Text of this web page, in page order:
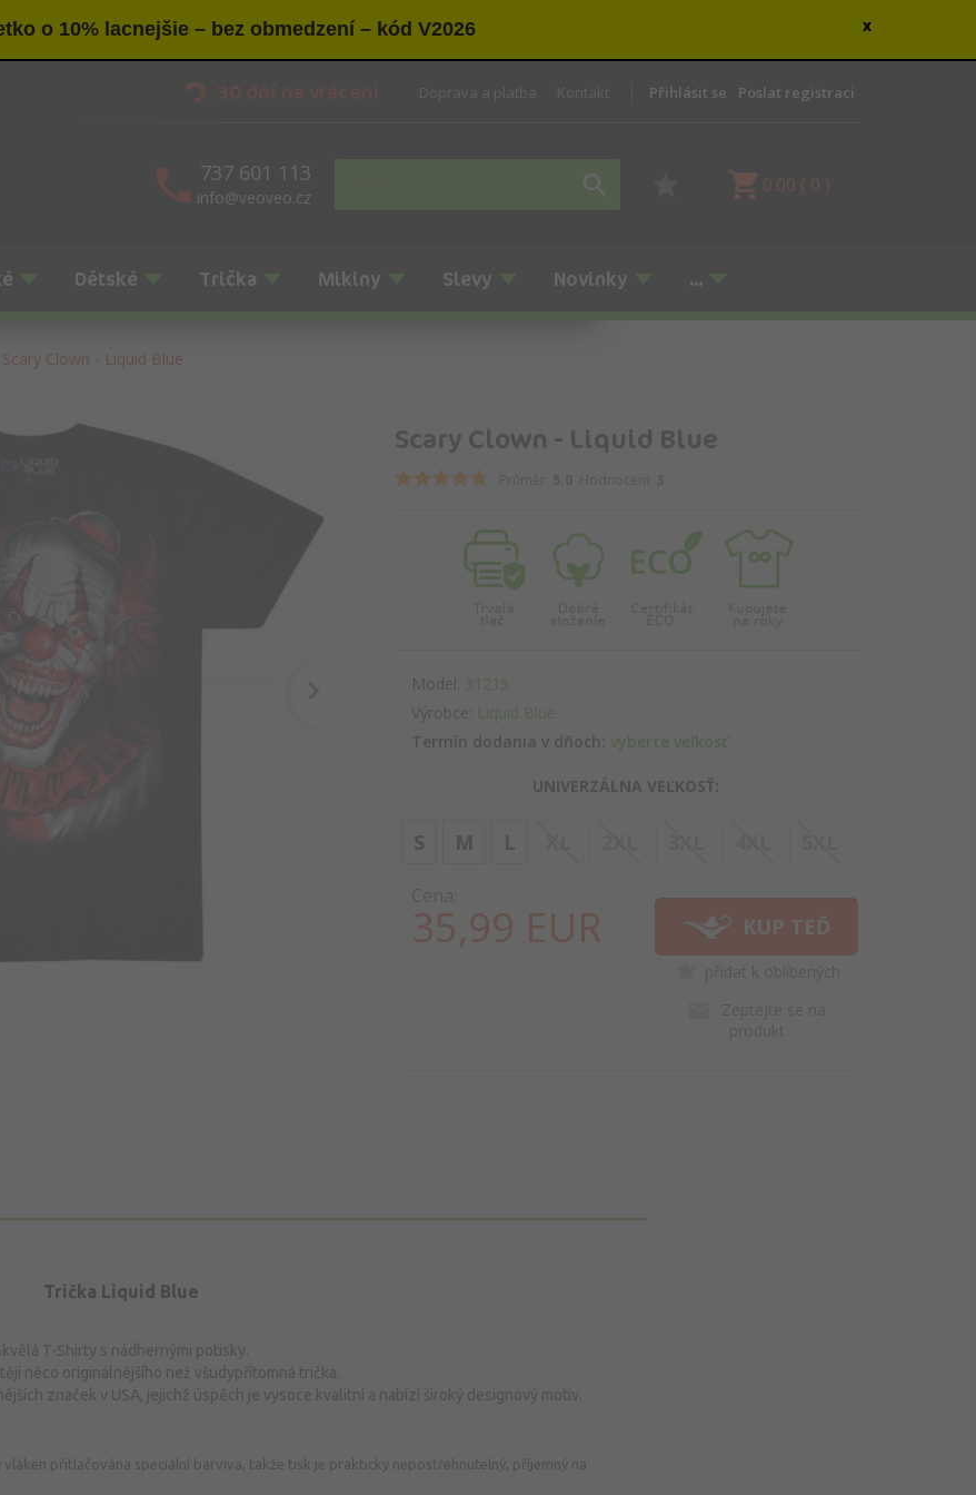
o 10% lacnejšie – bez obmedzení – kód V2026 x
30 dní na vrácení Přihlásit se Poslat registraci
737 601 113
info@veoveo.cz
0.00 ( 0 )
Dětské Trička Mikiny Slevy Novinky ...
Scary Clown - Liquid Blue
Scary Clown - Liquid Blue
Model: 31215
Termín dodania v dňoch: vyberte veľkosť
Výrobce: Liquid Blue
UNIVERZÁLNA VEĽKOSŤ:
S M L
35,99 EUR KUP TEĎ
Trička Liquid Blue
T-Shirty s nádhernými potisky.
něco originálnějšího než všudypřítomná trička.
značek v USA, jejichž úspěch je vysoce kvalitní a nabízí široký designový motiv.
přitlačována speciální barviva, takže tisk je prakticky nepostřehnutelný, příjemný na